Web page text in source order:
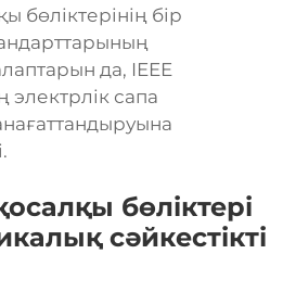
бөліктерінің бір
да, IEEE
электрлік сапа
бөліктері
сәйкестікті